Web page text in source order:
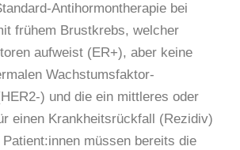
Antihormontherapie bei
frühem Brustkrebs, welcher
aufweist (ER+), aber keine
Wachstumsfaktor-
) und die ein mittleres oder
einen Krankheitsrückfall (Rezidiv)
müssen bereits die